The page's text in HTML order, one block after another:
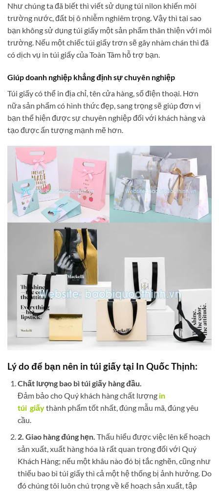
Như chúng ta đã biết thì viết sử dụng túi nilon khiến môi
trường nước, đất bị ô nhiễm nghiêm trọng. Vậy thì tại sao
bạn không sử dụng túi giấy một sản phẩm thân thiện với môi
trường. Nếu một chiếc túi giấy trơn sẽ gây nhàm chán thì đã
có dịch vụ in túi giấy của Toàn Tâm hỗ trợ bạn.
Giúp doanh nghiệp khẳng định sự chuyên nghiệp
Túi giấy có thể in địa chỉ, tên cửa hàng, số điện thoại. Hơn
nữa sản phẩm có hình thức đẹp, sang trọng sẽ giúp đơn vị
bạn thể hiện được sự chuyên nghiệp đối với khách hàng và
tạo được ấn tượng mạnh mẽ hơn.
Lý do để bạn nên in túi giấy tại In Quốc Thịnh:
Chất lượng bao bì túi giấy hàng đầu.
Đảm bảo cho Quý khách hàng chất lượng in
túi giấythành phẩm tốt nhất, đúng mẫu mã, đúng yêu
cầu.
2. Giao hàng đúng hẹn. Thấu hiểu được việc lên kế hoạch
sản xuất, xuất hàng hóa là rất quan trọng đối với Quý
Khách Hàng; nếu một khâu nào đó bị tắc nghẽn, cũng như
thiếu bao bì túi giấy thì cả một hệ thống bị ảnh hưởng. Do
đó chúng tôi luôn chú trọng về kế hoạch sản xuất, tập